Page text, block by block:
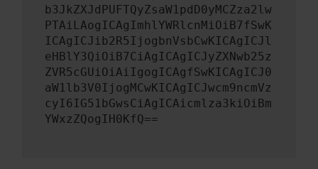
b3JkZXJdPUFTQyZsaW1pdD0yMCZza2lw
PTAiLAogICAgImhlYWRlcnMiOiB7fSwK
ICAgICJib2R5IjogbnVsbCwKICAgICJl
eHBlY3QiOiB7CiAgICAgICJyZXNwb25z
ZVR5cGUiOiAiIgogICAgfSwKICAgICJ0
aW1lb3V0IjogMCwKICAgICJwcm9ncmVz
cyI6IG51bGwsCiAgICAicmlza3kiOiBm
YWxzZQogIH0KfQ==